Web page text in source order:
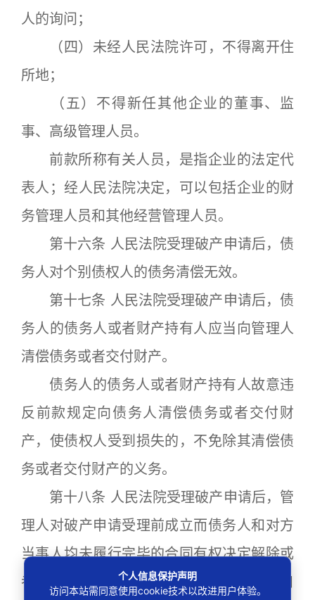
人的询问；
（四）未经人民法院许可，不得离开住
所地；
（五）不得新任其他企业的董事、监
事、高级管理人员。
前款所称有关人员，是指企业的法定代
表人；经人民法院决定，可以包括企业的财
务管理人员和其他经营管理人员。
第十六条 人民法院受理破产申请后，债
务人对个别债权人的债务清偿无效。
第十七条 人民法院受理破产申请后，债
务人的债务人或者财产持有人应当向管理人
清偿债务或者交付财产。
债务人的债务人或者财产持有人故意违
反前款规定向债务人清偿债务或者交付财
产，使债权人受到损失的，不免除其清偿债
务或者交付财产的义务。
第十八条 人民法院受理破产申请后，管
理人对破产申请受理前成立而债务人和对方
当事人均未履行完毕的合同有权决定解除或
者继续履行，并通知对方当事人。管理人自
个人信息保护声明
访问本站需同意使用cookie技术以改进用户体验。